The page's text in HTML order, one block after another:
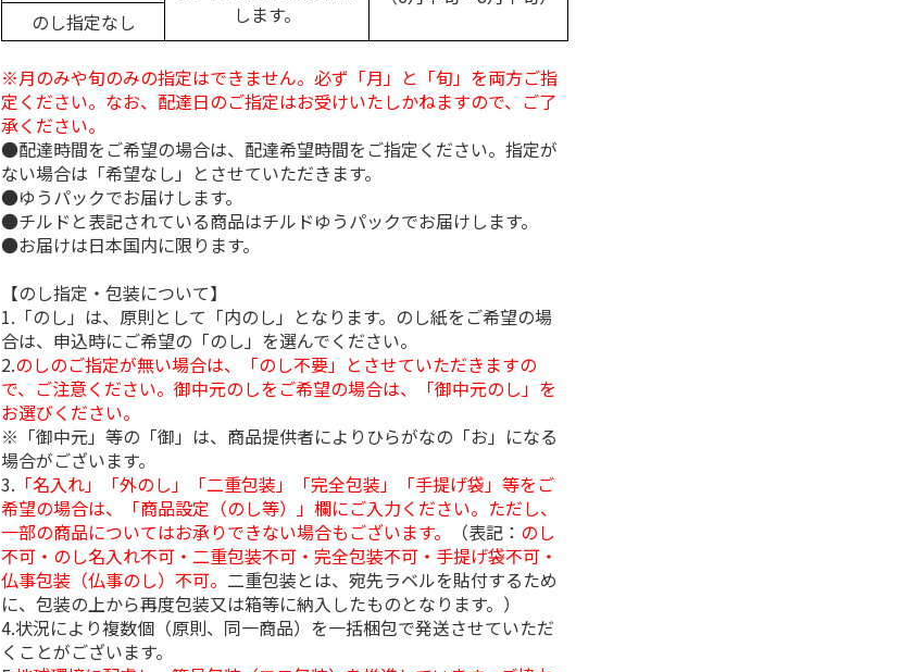
します。
のし指定なし
※月のみや旬のみの指定はできません。必ず「月」と「旬」を両方ご指
定ください。なお、配達日のご指定はお受けいたしかねますので、ご了
承ください。
●配達時間をご希望の場合は、配達希望時間をご指定ください。指定が
ない場合は「希望なし」とさせていただきます。
●ゆうパックでお届けします。
●チルドと表記されている商品はチルドゆうパックでお届けします。
●お届けは日本国内に限ります。
【のし指定・包装について】
1.「のし」は、原則として「内のし」となります。のし紙をご希望の場
合は、申込時にご希望の「のし」を選んでください。
2.のしのご指定が無い場合は、「のし不要」とさせていただきますの
で、ご注意ください。御中元のしをご希望の場合は、「御中元のし」を
お選びください。
※「御中元」等の「御」は、商品提供者によりひらがなの「お」になる
場合がございます。
3. 「名入れ」「外のし」「二重包装」「完全包装」「手提げ袋」等をご
希望の場合は、「商品設定（のし等）」欄にご入力ください。ただし、
一部の商品についてはお承りできない場合もございます。
（表記： のし
不可・のし名入れ不可・二重包装不可・完全包装不可・手提げ袋不可・
仏事包装（仏事のし）不可。 二重包装とは、宛先ラベルを貼付するため
に、包装の上から再度包装又は箱等に納入したものとなります。）
4.状況により複数個（原則、同一商品）を一括梱包で発送させていただ
くことがございます。